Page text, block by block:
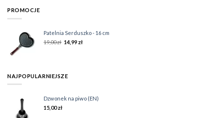
PROMOCJE
Patelnia Serduszko - 16 cm
19,00zł 14,99 zł
NAJPOPULARNIEJSZE
Dzwonek na piwo (EN)
15,00zł